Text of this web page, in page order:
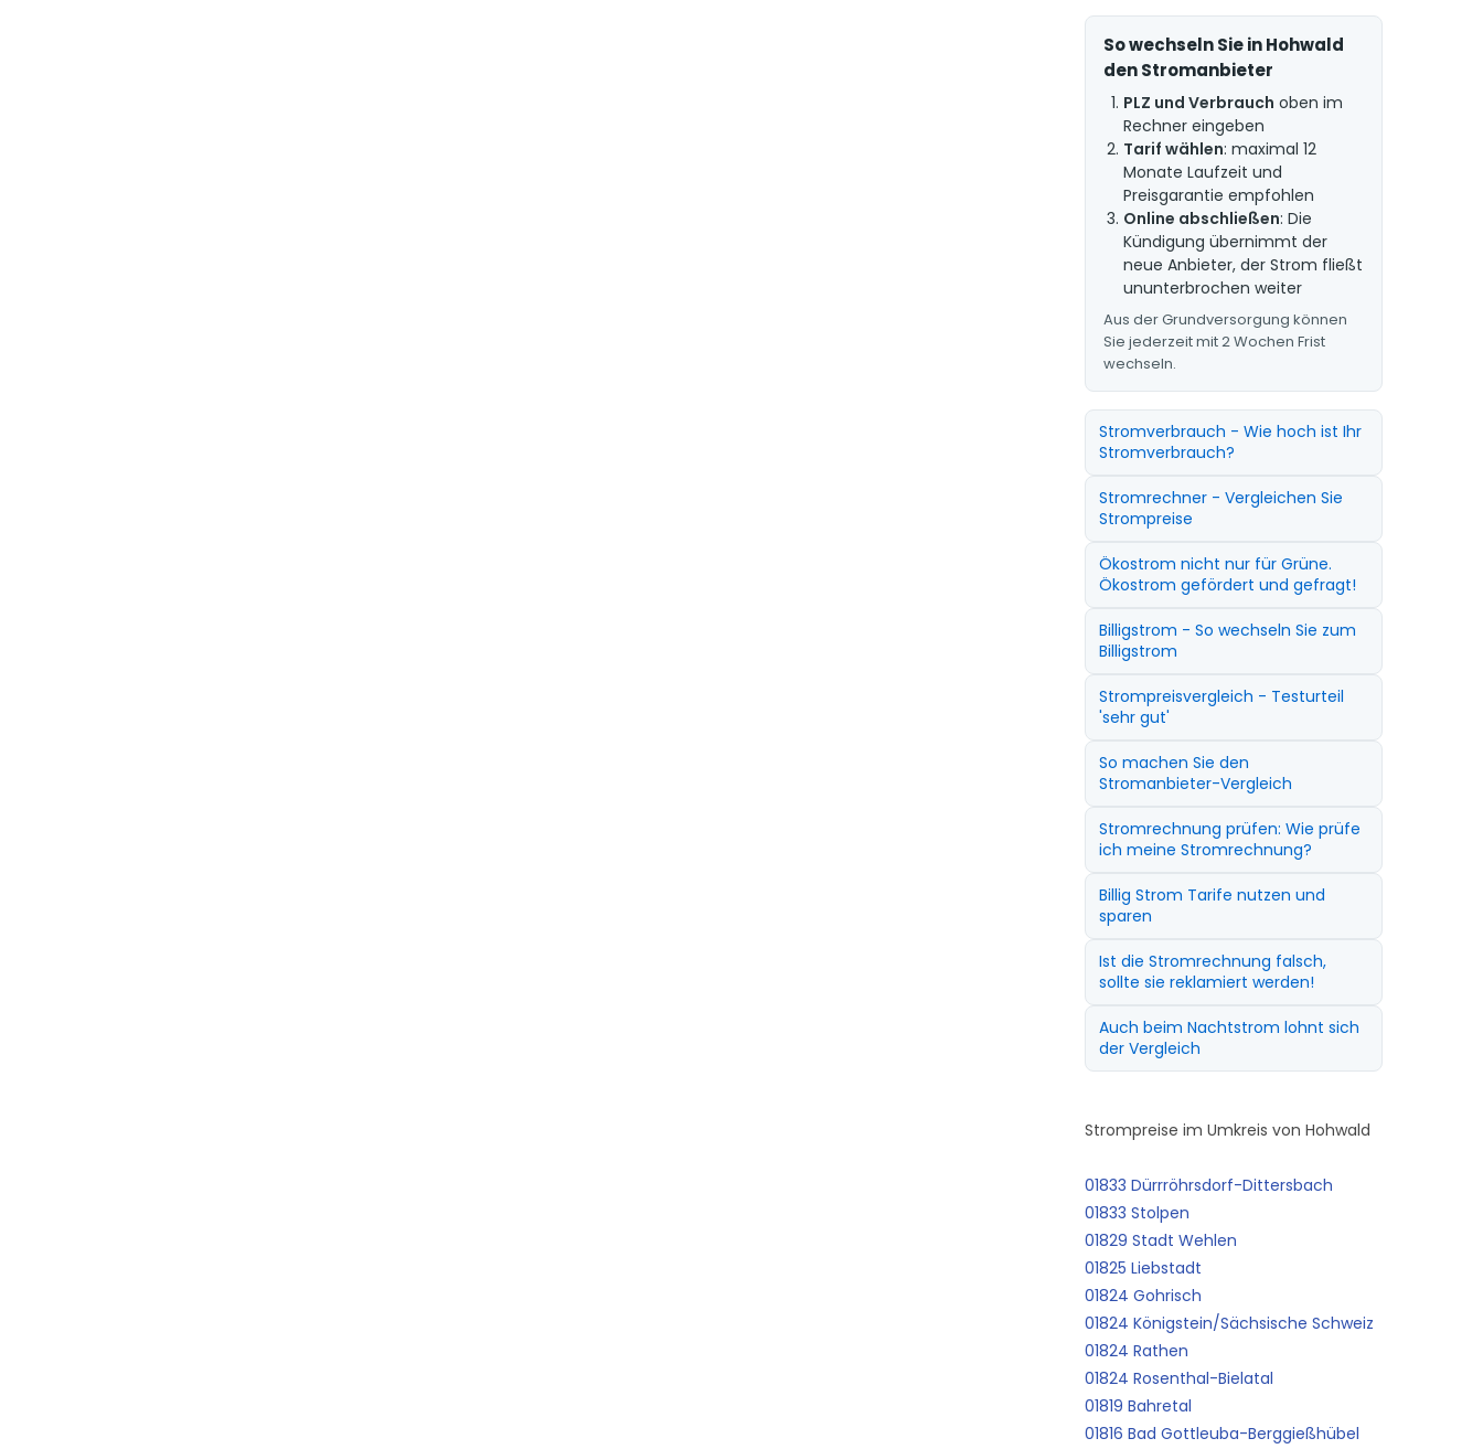
So wechseln Sie in Hohwald
den Stromanbieter
PLZ und Verbrauch oben im
Rechner eingeben
Tarif wählen: maximal 12
Monate Laufzeit und
Preisgarantie empfohlen
Online abschließen: Die
Kündigung übernimmt der
neue Anbieter, der Strom fließt
ununterbrochen weiter
Aus der Grundversorgung können
Sie jederzeit mit 2 Wochen Frist
wechseln.
Stromverbrauch - Wie hoch ist Ihr
Stromverbrauch?
Stromrechner - Vergleichen Sie
Strompreise
Ökostrom nicht nur für Grüne.
Ökostrom gefördert und gefragt!
Billigstrom - So wechseln Sie zum
Billigstrom
Strompreisvergleich - Testurteil
'sehr gut'
So machen Sie den
Stromanbieter-Vergleich
Stromrechnung prüfen: Wie prüfe
ich meine Stromrechnung?
Billig Strom Tarife nutzen und
sparen
Ist die Stromrechnung falsch,
sollte sie reklamiert werden!
Auch beim Nachtstrom lohnt sich
der Vergleich
Strompreise im Umkreis von Hohwald
01833 Dürrröhrsdorf-Dittersbach
01833 Stolpen
01829 Stadt Wehlen
01825 Liebstadt
01824 Gohrisch
01824 Königstein/Sächsische Schweiz
01824 Rathen
01824 Rosenthal-Bielatal
01819 Bahretal
01816 Bad Gottleuba-Berggießhübel